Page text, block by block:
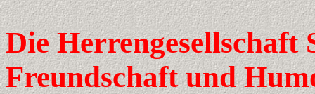
Die
Freundschaft und